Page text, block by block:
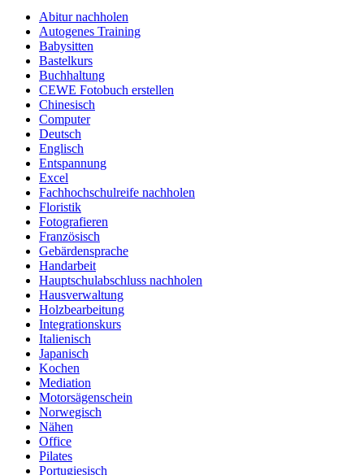
Abitur nachholen
Autogenes Training
Babysitten
Bastelkurs
Buchhaltung
CEWE Fotobuch erstellen
Chinesisch
Computer
Deutsch
Englisch
Entspannung
Excel
Fachhochschulreife nachholen
Floristik
Fotografieren
Französisch
Gebärdensprache
Handarbeit
Hauptschulabschluss nachholen
Hausverwaltung
Holzbearbeitung
Integrationskurs
Italienisch
Japanisch
Kochen
Mediation
Motorsägenschein
Norwegisch
Nähen
Office
Pilates
Portugiesisch